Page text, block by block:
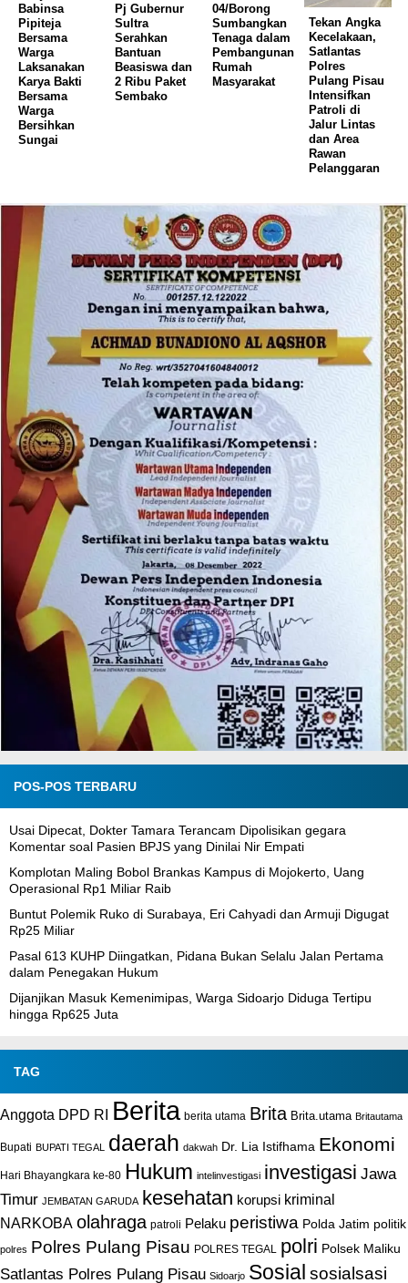
Babinsa
Pipiteja
Bersama
Warga
Laksanakan
Karya Bakti
Bersama
Warga
Bersihkan
Sungai
Pj Gubernur
Sultra
Serahkan
Bantuan
Beasiswa dan
2 Ribu Paket
Sembako
04/Borong
Sumbangkan
Tenaga dalam
Pembangunan
Rumah
Masyarakat
Tekan Angka
Kecelakaan,
Satlantas
Polres
Pulang Pisau
Intensifkan
Patroli di
Jalur Lintas
dan Area
Rawan
Pelanggaran
POS-POS TERBARU
Usai Dipecat, Dokter Tamara Terancam Dipolisikan gegara
Komentar soal Pasien BPJS yang Dinilai Nir Empati
Komplotan Maling Bobol Brankas Kampus di Mojokerto, Uang
Operasional Rp1 Miliar Raib
Buntut Polemik Ruko di Surabaya, Eri Cahyadi dan Armuji Digugat
Rp25 Miliar
Pasal 613 KUHP Diingatkan, Pidana Bukan Selalu Jalan Pertama
dalam Penegakan Hukum
Dijanjikan Masuk Kemenimipas, Warga Sidoarjo Diduga Tertipu
hingga Rp625 Juta
TAG
Anggota DPD RI Berita berita utama Brita Brita.utama Britautama
Bupati BUPATI TEGAL daerah dakwah Dr. Lia Istifhama Ekonomi
Hari Bhayangkara ke-80 Hukum intelinvestigasi investigasi Jawa
Timur JEMBATAN GARUDA kesehatan korupsi kriminal
NARKOBA olahraga patroli Pelaku peristiwa Polda Jatim politik
polres Polres Pulang Pisau POLRES TEGAL polri Polsek Maliku
Satlantas Polres Pulang Pisau Sidoarjo Sosial sosialsasi